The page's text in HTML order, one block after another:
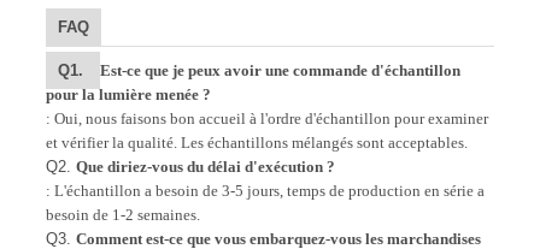
FAQ
Q1.
Est-ce que je peux avoir une commande d'échantillon
pour la lumière menée ?
: Oui, nous faisons bon accueil à l'ordre d'échantillon pour examiner
et vérifier la qualité. Les échantillons mélangés sont acceptables.
Q2. Que diriez-vous du délai d'exécution ?
: L'échantillon a besoin de 3-5 jours, temps de production en série a
besoin de 1-2 semaines.
Q3. Comment est-ce que vous embarquez-vous les marchandises